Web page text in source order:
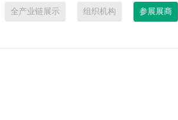
全产业链展示 组织机构 参展展商